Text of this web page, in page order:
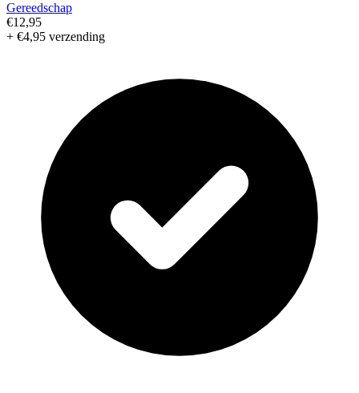
Gereedschap
€12,95
+ €4,95 verzending